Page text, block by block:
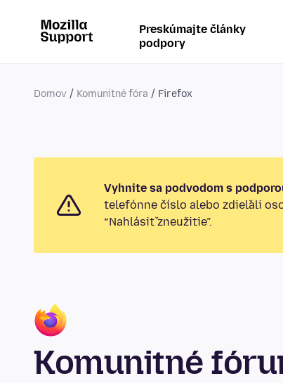
Preskúmajte články
podpory
Domov Komunitné fóra Firefox
Vyhnite sa podvodom s
telefónne číslo alebo zdieľali
“Nahlásiť zneužitie”.
Komunitné